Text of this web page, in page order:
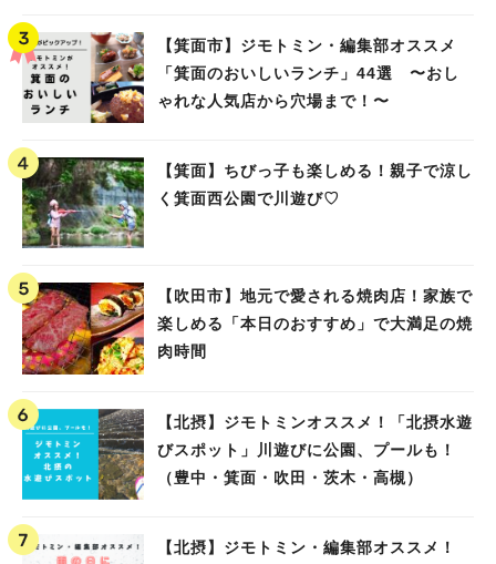
【箕面市】ジモトミン・編集部オススメ
「箕面のおいしいランチ」44選 〜おし
ゃれな人気店から穴場まで！〜
【箕面】ちびっ子も楽しめる！親子で涼し
く箕面西公園で川遊び♡
【吹田市】地元で愛される焼肉店！家族で
楽しめる「本日のおすすめ」で大満足の焼
肉時間
【北摂】ジモトミンオススメ！「北摂水遊
びスポット」川遊びに公園、プールも！
（豊中・箕面・吹田・茨木・高槻）
【北摂】ジモトミン・編集部オススメ！